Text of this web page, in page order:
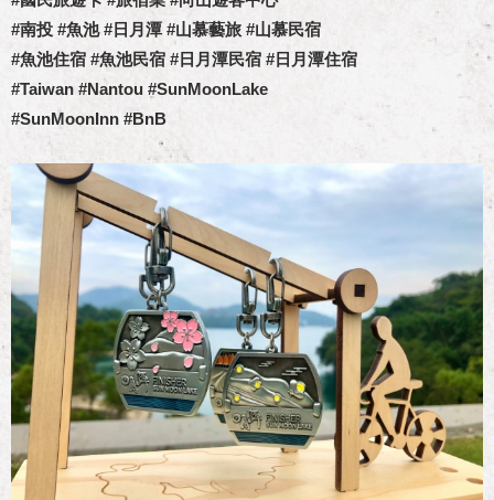
#南投 #魚池 #日月潭 #山慕藝旅 #山慕民宿
#魚池住宿 #魚池民宿 #日月潭民宿 #日月潭住宿
#Taiwan #Nantou #SunMoonLake
#SunMoonInn #BnB